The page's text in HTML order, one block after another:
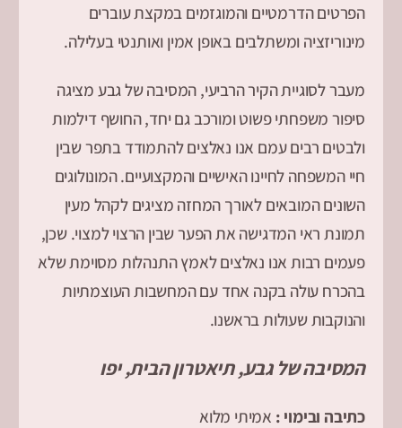
הפרטים הדרמטיים והמוגזמים במקצת עוברים
מינוריזציה ומשתלבים באופן אמין ואותנטי בעלילה.
מעבר לסוגיית הקיר הרביעי, המסיבה של גבע מציגה
סיפור משפחתי פשוט ומורכב גם יחד, החושף דילמות
ולבטים רבים עמם אנו נאלצים להתמודד בתפר שבין
חיי המשפחה לחיינו האישיים והמקצועיים. המונולוגים
השונים המובאים לאורך המחזה מציגים לקהל מעין
תמונת ראי המדגישה את הפער שבין הרצוי למצוי. שכן,
פעמים רבות אנו נאלצים לאמץ התנהלות מסוימת שלא
בהכרח עולה בקנה אחד עם המחשבות העוצמתיות
והנוקבות שעולות בראשנו.
המסיבה של גבע, תיאטרון הבית, יפו
כתיבה ובימוי : אמיתי מלוא